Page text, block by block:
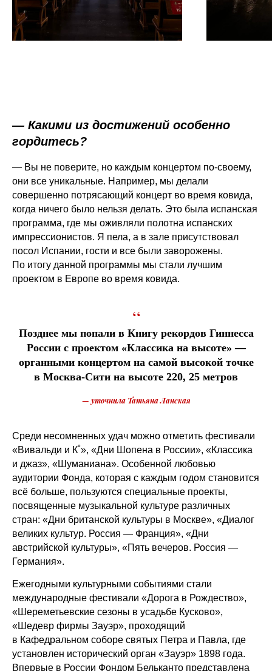
— Какими из достижений особенно
гордитесь?
— Вы не поверите, но каждым концертом по-своему,
они все уникальные. Например, мы делали
совершенно потрясающий концерт во время ковида,
когда ничего было нельзя делать. Это была испанская
программа, где мы оживляли полотна испанских
импрессионистов. Я пела, а в зале присутствовал
посол Испании, гости и все были заворожены.
По итогу данной программы мы стали лучшим
проектом в Европе во время ковида.
“
Позднее мы попали в Книгу рекордов Гиннесса
России с проектом «Классика на высоте» —
органными концертом на самой высокой точке
в Москва-Сити на высоте 220, 25 метров
— уточнила Татьяна Ланская
Среди несомненных удач можно отметить фестивали
«Вивальди и К˚», «Дни Шопена в России», «Классика
и джаз», «Шуманиана». Особенной любовью
аудитории Фонда, которая с каждым годом становится
всё больше, пользуются специальные проекты,
посвященные музыкальной культуре различных
стран: «Дни британской культуры в Москве», «Диалог
великих культур. Россия — Франция», «Дни
австрийской культуры», «Пять вечеров. Россия —
Германия».
Ежегодными культурными событиями стали
международные фестивали «Дорога в Рождество»,
«Шереметьевские сезоны в усадьбе Кусково»,
«Шедевр фирмы Зауэр», проходящий
в Кафедральном соборе святых Петра и Павла, где
установлен исторический орган «Зауэр» 1898 года.
Впервые в России Фондом Бельканто представлена